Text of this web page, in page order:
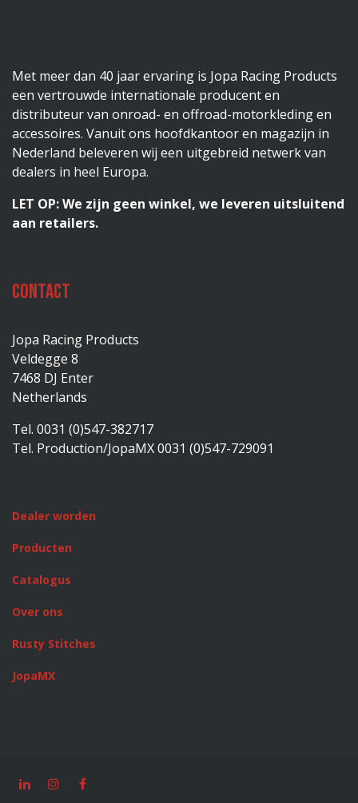
Met meer dan 40 jaar ervaring is Jopa Racing Products
een vertrouwde internationale producent en
distributeur van onroad- en offroad-motorkleding en
accessoires. Vanuit ons hoofdkantoor en magazijn in
Nederland beleveren wij een uitgebreid netwerk van
dealers in heel Europa.
LET OP: We zijn geen winkel, we leveren uitsluitend
aan retailers.
Contact
Jopa Racing Products
Veldegge 8
7468 DJ Enter
Netherlands
Tel. 0031 (0)547-382717
Tel. Production/JopaMX 0031 (0)547-729091
Dealer worden
Producten
Catalogus
Over ons
Rusty Stitches
JopaMX